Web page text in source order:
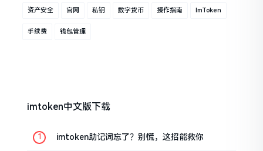
资产安全 官网 私钥 数字货币 操作指南 ImToken
手续费 钱包管理
imtoken中文版下载
imtoken助记词忘了？别慌，这招能救你